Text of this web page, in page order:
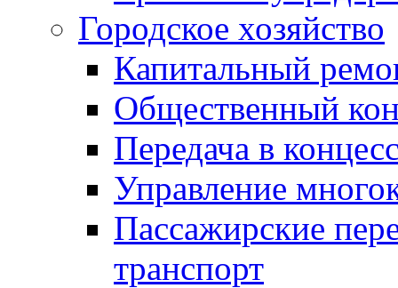
Городское хозяйство
Капитальный
Общественный
Передача в
Управление
Пассажирские
транспорт